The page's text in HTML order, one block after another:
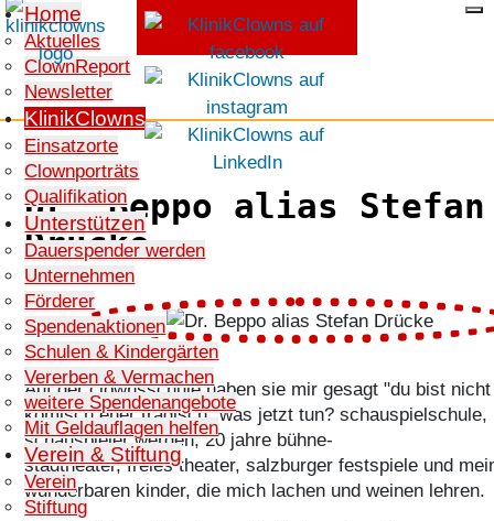
SPENDEN
Home
Aktuelles
ClownReport
Newsletter
KlinikClowns
Einsatzorte
Clownporträts
Qualifikation
Unterstützen
Dauerspender werden
Unternehmen
Förderer
Spendenaktionen
Schulen & Kindergärten
Vererben & Vermachen
weitere Spendenangebote
Mit Geldauflagen helfen
Verein & Stiftung
Verein
Stiftung
Dr. Beppo alias Stefan
Drücke
Auf der clownsschule haben sie mir gesagt "du bist nicht
komisch,eher tragisch" was jetzt tun? schauspielschule,
schauspieler werden, 20 jahre bühne-
stadtheater, freies theater, salzburger festspiele und
wunderbaren kinder, die mich lachen und weinen lehren.